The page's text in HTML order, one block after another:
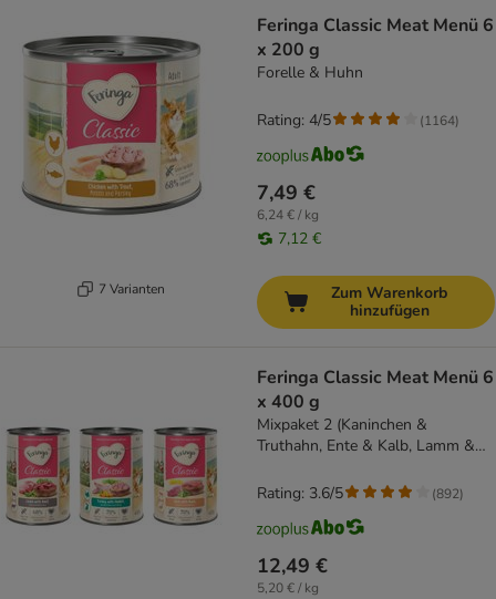
7 Varianten
Feringa Classic Meat Menü 6
x 200 g
Forelle & Huhn
7,49 €
6,24 € / kg
7,12 €
Rating: 4/5 (1164)
Zum Warenkorb
hinzufügen
Feringa Classic Meat Menü 6
x 400 g
Mixpaket 2 (Kaninchen &
Truthahn, Ente & Kalb, Lamm &
12,49 €
5,20 € / kg
Rating: 3.6/5 (892)